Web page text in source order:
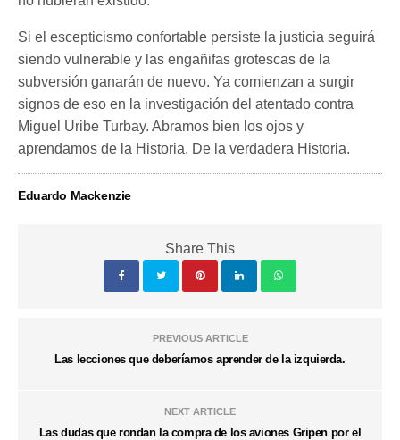
Si el escepticismo confortable persiste la justicia seguirá
siendo vulnerable y las engañifas grotescas de la
subversión ganarán de nuevo. Ya comienzan a surgir
signos de eso en la investigación del atentado contra
Miguel Uribe Turbay. Abramos bien los ojos y
aprendamos de la Historia. De la verdadera Historia.
Eduardo Mackenzie
Share This
PREVIOUS ARTICLE
Las lecciones que deberíamos aprender de la izquierda.
NEXT ARTICLE
Las dudas que rondan la compra de los aviones Gripen por el